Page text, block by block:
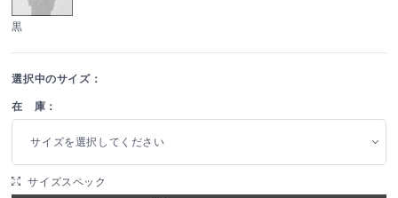
黒
選択中のサイズ：
在 庫：
サイズを選択してください
サイズスペック